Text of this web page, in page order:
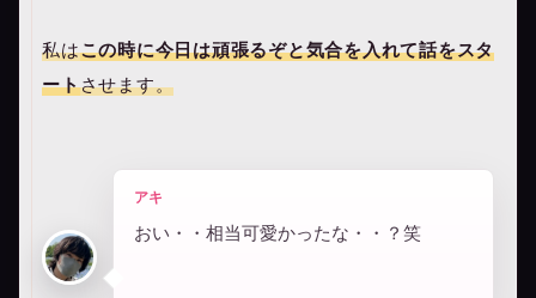
私はこの時に今日は頑張るぞと気合を入れて話をスタ
ートさせます。
アキ
おい・・相当可愛かったな・・？笑